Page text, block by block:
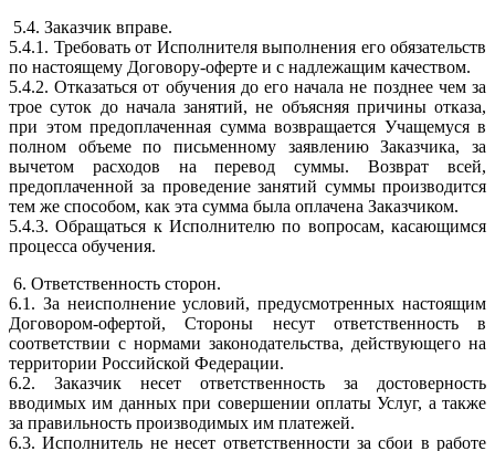
5.4. Заказчик вправе.
5.4.1. Требовать от Исполнителя выполнения его обязательств
по настоящему Договору-оферте и с надлежащим качеством.
5.4.2. Отказаться от обучения до его начала не позднее чем за
трое суток до начала занятий, не объясняя причины отказа,
при этом предоплаченная сумма возвращается Учащемуся в
полном объеме по письменному заявлению Заказчика, за
вычетом расходов на перевод суммы. Возврат всей,
предоплаченной за проведение занятий суммы производится
тем же способом, как эта сумма была оплачена Заказчиком.
5.4.3. Обращаться к Исполнителю по вопросам, касающимся
процесса обучения.
6. Ответственность сторон.
6.1. За неисполнение условий, предусмотренных настоящим
Договором-офертой, Стороны несут ответственность в
соответствии с нормами законодательства, действующего на
территории Российской Федерации.
6.2. Заказчик несет ответственность за достоверность
вводимых им данных при совершении оплаты Услуг, а также
за правильность производимых им платежей.
6.3. Исполнитель не несет ответственности за сбои в работе